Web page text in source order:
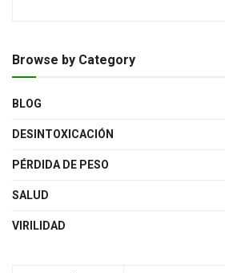
Browse by Category
BLOG
DESINTOXICACIÓN
PÉRDIDA DE PESO
SALUD
VIRILIDAD